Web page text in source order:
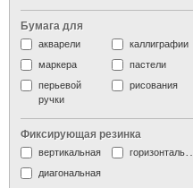
Бумага для
акварели
каллиграфии
маркера
пастели
перьевой
ручки
рисования
Фиксирующая резинка
вертикальная
горизонтальная
диагональная